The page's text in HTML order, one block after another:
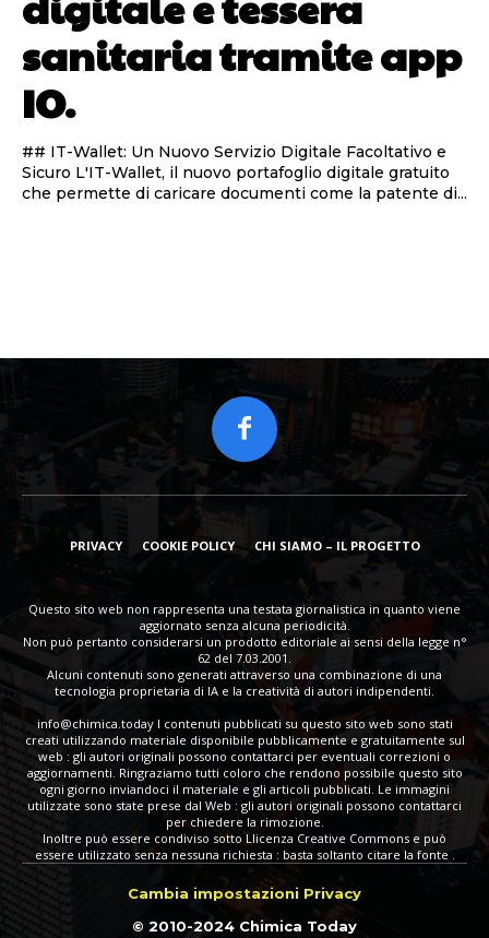
sanitaria tramite app
IO.
## IT-Wallet: Un Nuovo Servizio Digitale Facoltativo e
Sicuro L'IT-Wallet, il nuovo portafoglio digitale gratuito
che permette di caricare documenti come la patente di...
PRIVACY COOKIE POLICY CHI SIAMO – IL PROGETTO
Questo sito web non rappresenta una testata giornalistica in quanto viene
aggiornato senza alcuna periodicità.
Non può pertanto considerarsi un prodotto editoriale ai sensi della legge n°
62 del 7.03.2001.
Alcuni contenuti sono generati attraverso una combinazione di una
tecnologia proprietaria di IA e la creatività di autori indipendenti.
info@chimica.todayI contenuti pubblicati su questo sito web sono stati
creati utilizzando materiale disponibile pubblicamente e gratuitamente sul
web : gli autori originali possono contattarci per eventuali correzioni o
aggiornamenti. Ringraziamo tutti coloro che rendono possibile questo sito
ogni giorno inviandoci il materiale e gli articoli pubblicati. Le immagini
utilizzate sono state prese dal Web : gli autori originali possono contattarci
per chiedere la rimozione.
Inoltre può essere condiviso sotto Llicenza Creative Commons e può
essere utilizzato senza nessuna richiesta : basta soltanto citare la fonte .
Cambia impostazioni Privacy
© 2010-2024 Chimica Today